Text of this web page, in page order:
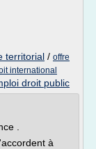
territorial / offre
international
droit public
.
à